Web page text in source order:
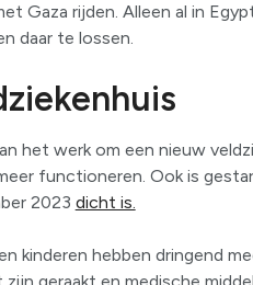
Gaza rijden. Alleen al in
daar te lossen.
het werk om een nieuw
functioneren. Ook is
2023 dicht is.
kinderen hebben dringend